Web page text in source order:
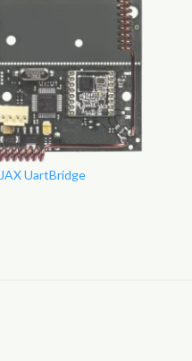
UartBridge